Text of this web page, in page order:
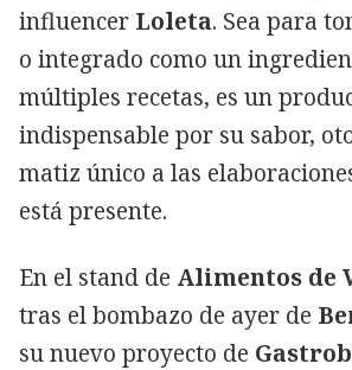
influencer Loleta. Sea para
o integrado como un
múltiples recetas, es un
indispensable por su sabor,
matiz único a las
está presente.
En el stand de Alimentos de
tras el bombazo de ayer de
su nuevo proyecto de